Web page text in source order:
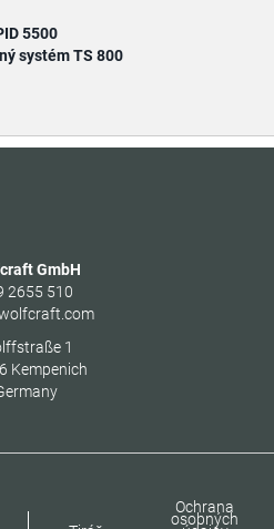
5500
systém TS 800
GmbH
2655 510
1
Kempenich
Ochrana
osobných